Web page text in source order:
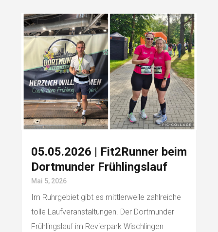
05.05.2026 | Fit2Runner beim
Dortmunder Frühlingslauf
Mai 5, 2026
Im Ruhrgebiet gibt es mittlerweile zahlreiche
tolle Laufveranstaltungen. Der Dortmunder
Frühlingslauf im Revierpark Wischlingen